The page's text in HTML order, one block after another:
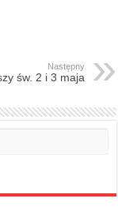
Następny
św. 2 i 3 maja